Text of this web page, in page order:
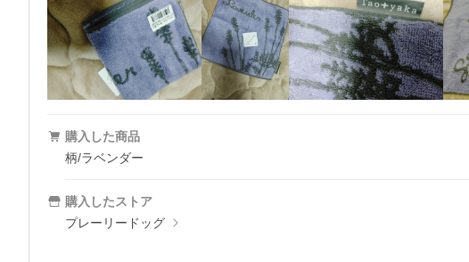
購入した商品
柄/ラベンダー
購入したストア
プレーリードッグ